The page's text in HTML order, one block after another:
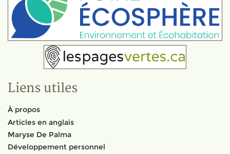
Liens utiles
À propos
Articles en anglais
Maryse De Palma
Développement personnel